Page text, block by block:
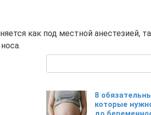
как под местной анестезией,
8
которые